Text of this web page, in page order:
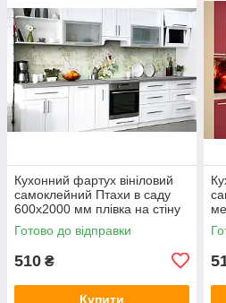
Кухонний фартух вініловий
самоклейний Птахи в саду
600х2000 мм плівка на стіну
Happy Pocket Z181429
Готово до відправки
510 ₴
Купити